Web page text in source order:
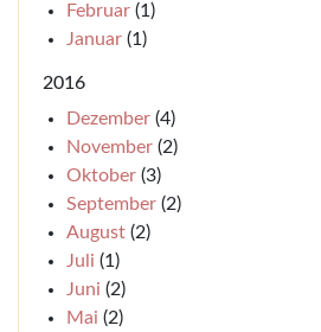
Februar (1)
Januar (1)
2016
Dezember (4)
November (2)
Oktober (3)
September (2)
August (2)
Juli (1)
Juni (2)
Mai (2)